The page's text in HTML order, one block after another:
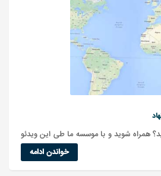
همراه شوید و با موسسه ما طی این ویدئو
خواندن ادامه